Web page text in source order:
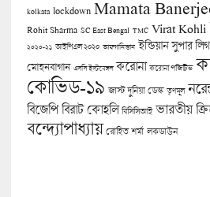
kolkata lockdown Mamata
Rohit Sharma SC East Bengal TMC Virat Kohli
২০২০-২১ আইপিএল ২০২০ আফগানিস্তান ইন্ডিয়ান সুপার লিগ
মোহনবাগান এসসি ইস্টবেঙ্গল করোনা করোনা পজিটিভ
কোভিড-১৯ জাস্ট দুনিয়া ডেস্ক তৃণমূল
বিজেপি বিরাট কোহলি বিসিসিআই ভারতীয়
বন্দ্যোপাধ্যায় রোহিত শর্মা লকডাউন